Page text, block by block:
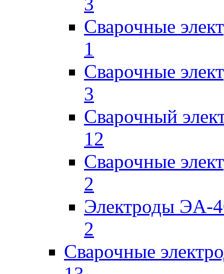
Сварочные
1
Сварочные
3
Сварочный
12
Сварочные
2
Электроды ЭА-
2
Сварочные